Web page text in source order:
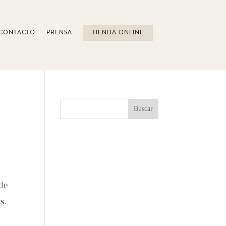
PRENSA TIENDA ONLINE
.